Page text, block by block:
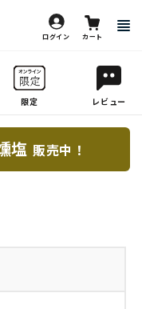
ログイン カート
限定 レビュー
塩 販売中！